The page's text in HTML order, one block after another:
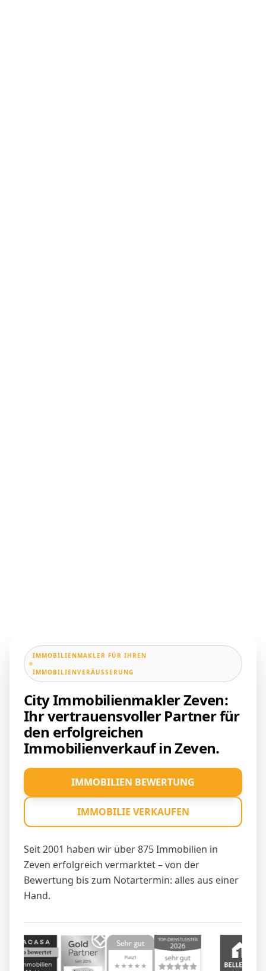
IMMOBILIENMAKLER FÜR IHREN
IMMOBILIENVERÄUSSERUNG
City Immobilienmakler Zeven:
Ihr vertrauensvoller Partner für
den erfolgreichen
Immobilienverkauf in Zeven.
Seit 2001 haben wir über 875 Immobilien in
Zeven erfolgreich vermarktet – von der
Bewertung bis zum Notartermin: alles aus einer
Hand.
IMMOBILIEN BEWERTUNG
IMMOBILIE VERKAUFEN